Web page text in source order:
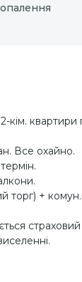
кім.
Все охайно.
торг) +